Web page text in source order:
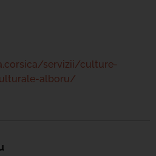
servizii/culture-
alboru/